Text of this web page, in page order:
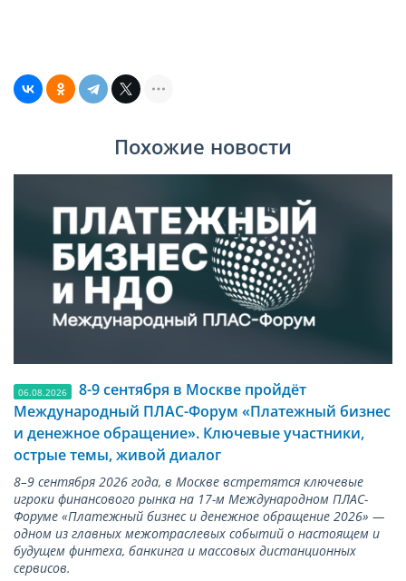
Похожие новости
06.08.2026
8-9 сентября в Москве пройдёт
Международный ПЛАС-Форум «Платежный бизнес
и денежное обращение». Ключевые участники,
острые темы, живой диалог
8–9 сентября 2026 года, в Москве встретятся ключевые
игроки финансового рынка на 17-м Международном ПЛАС-
Форуме «Платежный бизнес и денежное обращение 2026» —
одном из главных межотраслевых событий о настоящем и
будущем финтеха, банкинга и массовых дистанционных
сервисов.